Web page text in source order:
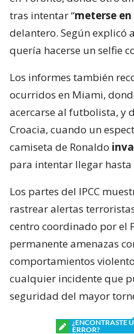
tras intentar “meterse
delantero. Según explicó
quería hacerse un selfie
Los informes también
ocurridos en Miami,
acercarse al futbolista, y
Croacia, cuando un
camiseta de Ronaldo
para intentar llegar hasta
Los partes del IPCC
rastrear alertas
centro coordinado por el
permanente amenazas
comportamientos
cualquier incidente que
seguridad del mayor
¿ENCONTRASTE
ERROR?